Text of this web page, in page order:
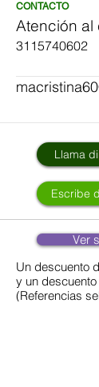
CONTACTO
Atención al
3115740602
Llama
Escribe
Ver
Un descuento
y un
(Referencias